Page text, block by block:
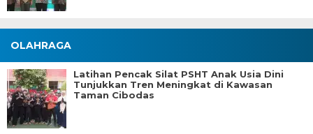
OLAHRAGA
Latihan Pencak Silat PSHT Anak Usia Dini
Tunjukkan Tren Meningkat di Kawasan
Taman Cibodas